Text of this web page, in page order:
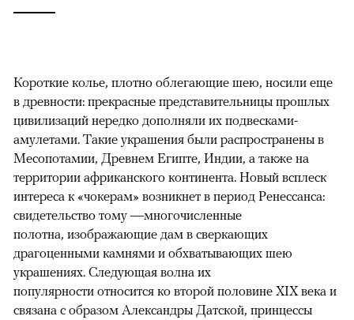
Короткие колье, плотно облегающие шею, носили еще
в древности: прекрасные представительницы прошлых
цивилизаций нередко дополняли их подвесками-
амулетами. Такие украшения были распространены в
Месопотамии, Древнем Египте, Индии, а также на
территории африканского континента. Новый всплеск
интереса к «чокерам» возникнет в период Ренессанса:
свидетельство тому —многочисленные
полотна, изображающие дам в сверкающих
драгоценными камнями и обхватывающих шею
украшениях. Следующая волна их
популярности относится ко второй половине XIX века и
связана с образом Александры Датской, принцессы